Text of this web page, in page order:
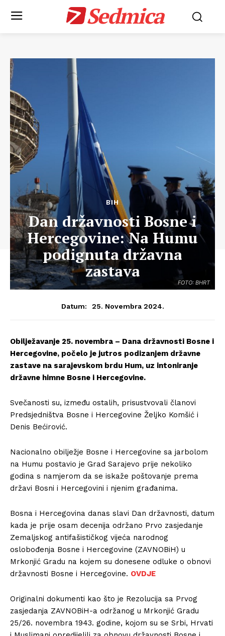
Sedmica
FOTO: BHRT
BIH
Dan državnosti Bosne i
Hercegovine: Na Humu
podignuta državna
zastava
Datum: 25. Novembra 2024.
Obilježavanje 25. novembra – Dana državnosti Bosne i
Hercegovine, počelo je jutros podizanjem državne
zastave na sarajevskom brdu Hum, uz intoniranje
državne himne Bosne i Hercegovine.
Svečanosti su, između ostalih, prisustvovali članovi
Predsjedništva Bosne i Hercegovine Željko Komšić i
Denis Bećirović.
Nacionalno obilježje Bosne i Hercegovine sa jarbolom
na Humu postavio je Grad Sarajevo prije nekoliko
godina s namjerom da se iskaže poštovanje prema
državi Bosni i Hercegovini i njenim građanima.
Bosna i Hercegovina danas slavi Dan državnosti, datum
kada je prije osam decenija održano Prvo zasjedanje
Zemaljskog antifašističkog vijeća narodnog
oslobođenja Bosne i Hercegovine (ZAVNOBiH) u
Mrkonjić Gradu na kojem su donesene odluke o obnovi
državnosti Bosne i Hercegovine. OVDJE
Originalni dokumenti kao što je Rezolucija sa Prvog
zasjedanja ZAVNOBiH-a održanog u Mrkonjić Gradu
25/26. novembra 1943. godine, kojom su se Srbi, Hrvati